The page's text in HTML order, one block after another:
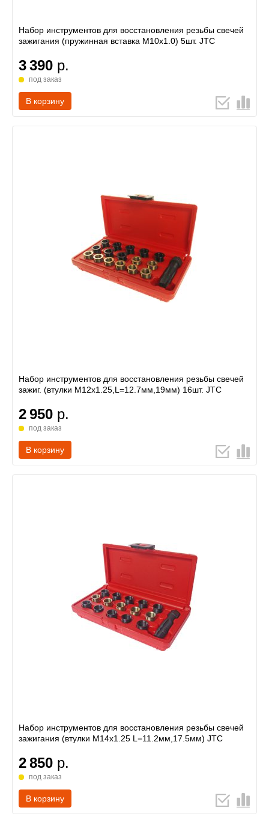
Набор инструментов для восстановления резьбы свечей
зажигания (пружинная вставка М10х1.0) 5шт. JTC
3 390 р.
под заказ
В корзину
Набор инструментов для восстановления резьбы свечей
зажиг. (втулки M12х1.25,L=12.7мм,19мм) 16шт. JTC
2 950 р.
под заказ
В корзину
Набор инструментов для восстановления резьбы свечей
зажигания (втулки М14х1.25 L=11.2мм,17.5мм) JTC
2 850 р.
под заказ
В корзину